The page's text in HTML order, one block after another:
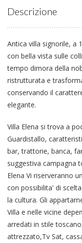
Descrizione
Antica villa signorile, a
con bella vista sulle
tempo dimora della
ristrutturata e
conservando il
elegante.
Villa Elena si trova a
Guardistallo,
bar, trattorie, banca,
suggestiva campagna
Elena Vi riserveranno
con possibilita' di
la cultura. Gli
Villa e nelle vicine
arredati in stile
attrezzato,Tv Sat,